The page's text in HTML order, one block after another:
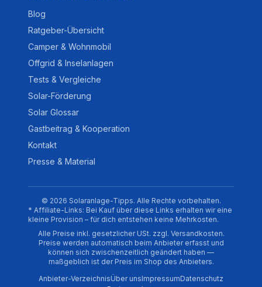
Blog
Ratgeber-Übersicht
Camper & Wohnmobil
Offgrid & Inselanlagen
Tests & Vergleiche
Solar-Förderung
Solar Glossar
Gastbeitrag & Kooperation
Kontakt
Presse & Material
© 2026 Solaranlage-Tipps. Alle Rechte vorbehalten.
* Affiliate-Links: Bei Kauf über diese Links erhalten wir eine
kleine Provision – für dich entstehen keine Mehrkosten.
Alle Preise inkl. gesetzlicher USt. zzgl. Versandkosten.
Preise werden automatisch beim Anbieter erfasst und
können sich zwischenzeitlich geändert haben —
maßgeblich ist der Preis im Shop des Anbieters.
Anbieter-VerzeichnisÜber unsImpressumDatenschutz